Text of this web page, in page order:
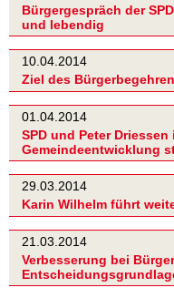
Bürgergespräch der
und lebendig
10.04.2014
Ziel des
01.04.2014
SPD und Peter
Gemeindeentwicklung
29.03.2014
Karin Wilhelm führt
21.03.2014
Verbesserung bei